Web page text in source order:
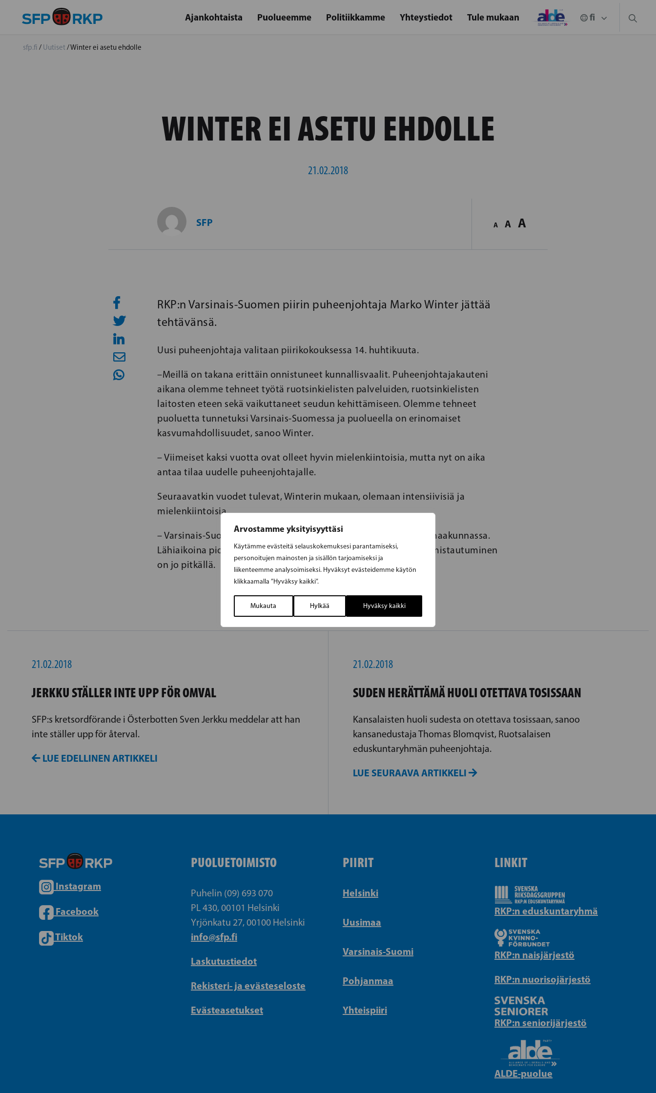
Arvostamme yksityisyyttäsi
Käytämme evästeitä selauskokemuksesi parantamiseksi,
personoitujen mainosten ja sisällön tarjoamiseksi ja
liikenteemme analysoimiseksi. Hyväksyt evästeidemme käytön
klikkaamalla ”Hyväksy kaikki”.
Mukauta Hylkää Hyväksy kaikki
Ajankohtaista Puolueemme Politiikkamme Yhteystiedot Tule mukaan
sfp.fi / Uutiset/Winter ei asetu ehdolle
WINTER EI ASETU EHDOLLE
21.02.2018
SFP A A A
RKP:n Varsinais-Suomen piirin puheenjohtaja Marko Winter jättää
tehtävänsä.
Uusi puheenjohtaja valitaan piirikokouksessa 14. huhtikuuta.
–Meillä on takana erittäin onnistuneet kunnallisvaalit. Puheenjohtajakauteni
aikana olemme tehneet työtä ruotsinkielisten palveluiden, ruotsinkielisten
laitosten eteen sekä vaikuttaneet seudun kehittämiseen. Olemme tehneet
puoluetta tunnetuksi Varsinais-Suomessa ja puolueella on erinomaiset
kasvumahdollisuudet, sanoo Winter.
– Viimeiset kaksi vuotta ovat olleet hyvin mielenkiintoisia, mutta nyt on aika
antaa tilaa uudelle puheenjohtajalle.
Seuraavatkin vuodet tulevat, Winterin mukaan, olemaan intensiivisiä ja
mielenkiintoisia.
– Varsinais-Suomen RKP:llä tulee olemaan tärkeä rooli uudessa maakunnassa.
Lähiaikoina pidetään sekä maakunta- ja eduskuntavaaleja ja valmistautuminen
on jo pitkällä.
21.02.2018
JERKKU STÄLLER INTE UPP FÖR OMVAL
SFP:s kretsordförande i Österbotten Sven Jerkku meddelar att han
inte ställer upp för återval.
LUE EDELLINEN ARTIKKELI
21.02.2018
SUDEN HERÄTTÄMÄ HUOLI OTETTAVA TOSISSAAN
Kansalaisten huoli sudesta on otettava tosissaan, sanoo
kansanedustaja Thomas Blomqvist, Ruotsalaisen
eduskuntaryhmän puheenjohtaja.
LUE SEURAAVA ARTIKKELI
Instagram
Facebook
Tiktok
PUOLUETOIMISTO
Puhelin (09) 693 070
PL 430, 00101 Helsinki
Yrjönkatu 27, 00100 Helsinki
info@sfp.fi
Laskutustiedot
Rekisteri- ja evästeseloste
Evästeasetukset
PIIRIT
Helsinki
Uusimaa
Varsinais-Suomi
Pohjanmaa
Yhteispiiri
LINKIT
RKP:n eduskuntaryhmä
RKP:n naisjärjestö
RKP:n nuorisojärjestö
RKP:n seniorijärjestö
ALDE-puolue